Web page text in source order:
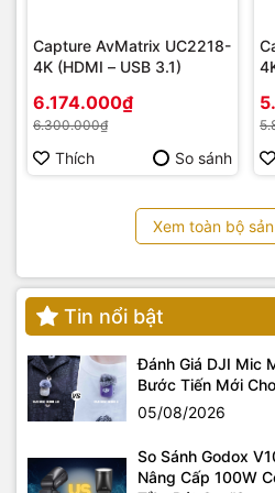
Thiết Kế Chuyên Nghiệp &
Kích thước nhỏ gọn đáng
chỉ 918g và kích thước
này nhẹ và cân đối đáng
Chống bụi và độ ẩm: Thiết
giúp bạn tự tin tác nghiệp
Vòng lấy nét/zoom mượt
khả năng vận hành chuyên
Capture AvMatrix UC2218-
4K (HDMI – USB 3.1)
6.174.000₫
6.300.000₫
Thích So sánh
Xem toàn bộ
Tin nổi bật
Đánh Giá DJI Mic
Bước Tiến Mới
05/08/2026
So Sánh Godox
Nâng Cấp 100W